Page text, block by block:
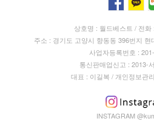
상호명 : 월드베스트 / 전화
주소 : 경기도 고양시 향동동 396번지 현
사업자등록번호 :
통신판매업신고 : 2013-
대표 : 이길복 / 개인정보관
INSTAGRAM